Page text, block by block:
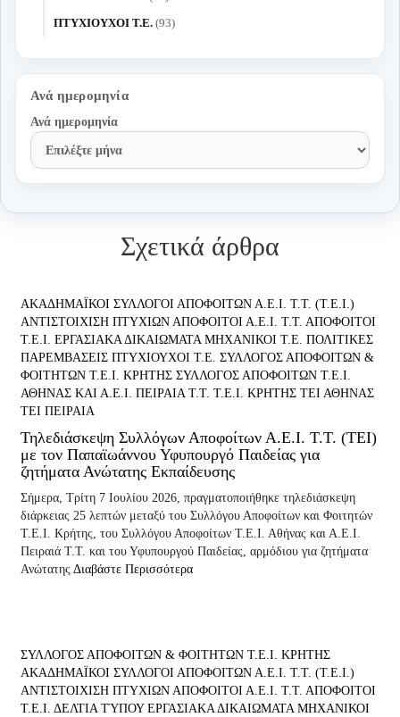
ΠΤΥΧΙΟΥΧΟΙ Τ.Ε. (93)
Ανά ημερομηνία
Ανά ημερομηνία
Σχετικά άρθρα
ΑΚΑΔΗΜΑΪΚΟΙ ΣΥΛΛΟΓΟΙ ΑΠΟΦΟΙΤΩΝ Α.Ε.Ι. Τ.Τ. (Τ.Ε.Ι.)
ΑΝΤΙΣΤΟΙΧΙΣΗ ΠΤΥΧΙΩΝ ΑΠΟΦΟΙΤΟΙ Α.Ε.Ι. Τ.Τ. ΑΠΟΦΟΙΤΟΙ
Τ.Ε.Ι.
ΕΡΓΑΣΙΑΚΑ ΔΙΚΑΙΩΜΑΤΑ ΜΗΧΑΝΙΚΟΙ Τ.Ε.
ΠΟΛΙΤΙΚΕΣ
ΠΑΡΕΜΒΑΣΕΙΣ ΠΤΥΧΙΟΥΧΟΙ Τ.Ε.
ΣΥΛΛΟΓΟΣ ΑΠΟΦΟΙΤΩΝ &
ΦΟΙΤΗΤΩΝ Τ.Ε.Ι. ΚΡΗΤΗΣ ΣΥΛΛΟΓΟΣ ΑΠΟΦΟΙΤΩΝ Τ.Ε.Ι.
ΑΘΗΝΑΣ ΚΑΙ Α.Ε.Ι. ΠΕΙΡΑΙΑ Τ.Τ. Τ.Ε.Ι. ΚΡΗΤΗΣ ΤΕΙ ΑΘΗΝΑΣ
ΤΕΙ ΠΕΙΡΑΙΑ
Τηλεδιάσκεψη Συλλόγων Αποφοίτων Α.Ε.Ι. Τ.Τ. (ΤΕΙ)
με τον Παπαϊωάννου Υφυπουργό Παιδείας για
ζητήματα Ανώτατης Εκπαίδευσης
Σήμερα, Τρίτη 7 Ιουλίου 2026, πραγματοποιήθηκε τηλεδιάσκεψη
διάρκειας 25 λεπτών μεταξύ του Συλλόγου Αποφοίτων και Φοιτητών
Τ.Ε.Ι. Κρήτης, του Συλλόγου Αποφοίτων Τ.Ε.Ι. Αθήνας και Α.Ε.Ι.
Πειραιά Τ.Τ. και του Υφυπουργού Παιδείας, αρμόδιου για ζητήματα
Ανώτατης Διαβάστε Περισσότερα
ΣΥΛΛΟΓΟΣ ΑΠΟΦΟΙΤΩΝ & ΦΟΙΤΗΤΩΝ Τ.Ε.Ι. ΚΡΗΤΗΣ
ΑΚΑΔΗΜΑΪΚΟΙ ΣΥΛΛΟΓΟΙ ΑΠΟΦΟΙΤΩΝ Α.Ε.Ι. Τ.Τ. (Τ.Ε.Ι.)
ΑΝΤΙΣΤΟΙΧΙΣΗ ΠΤΥΧΙΩΝ ΑΠΟΦΟΙΤΟΙ Α.Ε.Ι. Τ.Τ. ΑΠΟΦΟΙΤΟΙ
Τ.Ε.Ι. ΔΕΛΤΙΑ ΤΎΠΟΥ ΕΡΓΑΣΙΑΚΑ ΔΙΚΑΙΩΜΑΤΑ ΜΗΧΑΝΙΚΟΙ